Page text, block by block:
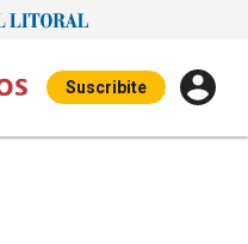
Suscribite